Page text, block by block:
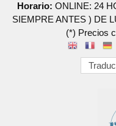
Horario: ONLINE: 24
SIEMPRE ANTES ) DE
(*) Precios